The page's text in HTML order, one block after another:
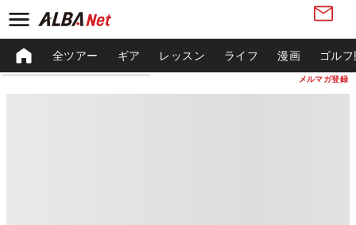
メルマガ登録
全ツアー ギア レッスン ライフ 漫画 ゴル